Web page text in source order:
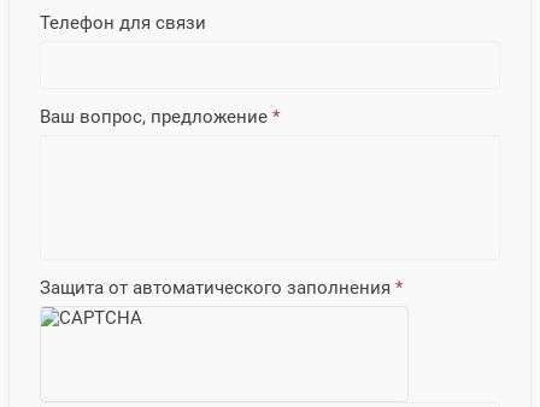
Телефон для связи
Ваш вопрос, предложение *
Защита от автоматического заполнения *